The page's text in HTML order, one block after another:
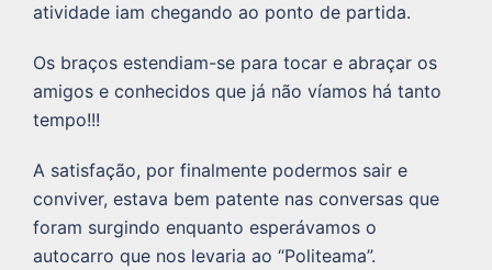
atividade iam chegando ao ponto de partida.
Os braços estendiam-se para tocar e abraçar os
amigos e conhecidos que já não víamos há tanto
tempo!!!
A satisfação, por finalmente podermos sair e
conviver, estava bem patente nas conversas que
foram surgindo enquanto esperávamos o
autocarro que nos levaria ao “Politeama”.